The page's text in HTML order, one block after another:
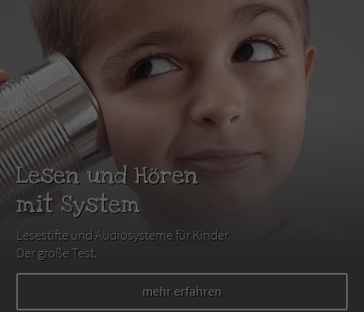
Lesen und Hören
mit System
Lesestifte und Audiosysteme für Kinder.
Der große Test.
mehr erfahren